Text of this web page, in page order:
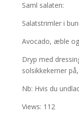
Saml salaten:
Salatstrimler i
Avocado, æble
Dryp med
solsikkekerner
Nb: Hvis du
Views: 112